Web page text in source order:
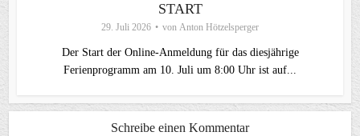
START
29. Juli 2026 von Anton Hötzelsperger
Der Start der Online-Anmeldung für das diesjährige
Ferienprogramm am 10. Juli um 8:00 Uhr ist auf...
Schreibe einen Kommentar